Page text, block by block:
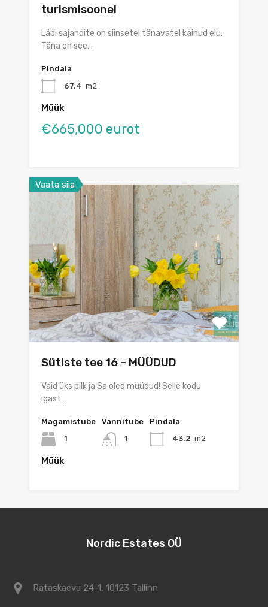
turismisoonel
Läbi sajandite on siinsetel tänavatel käinud elu.
Täna on see…
Pindala
67.4 m2
Müük
€665,000 eurot
Vaata siia
Sütiste tee 16 – MÜÜDUD
Vaid üks pilk ja Sa oled müüdud! Selle kodu
igast…
Magamistube
1
Vannitube
1
Pindala
43.2 m2
Müük
Nordic Estates OÜ
Rataskaevu 24-1, 10123 Tallinn